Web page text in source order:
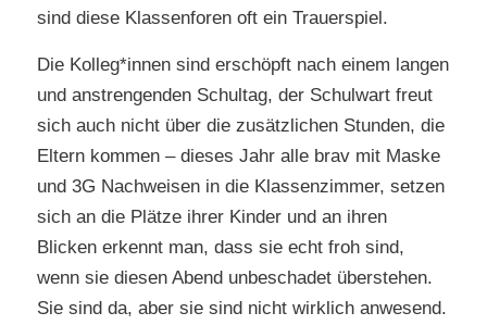
sind diese Klassenforen oft ein Trauerspiel.
Die Kolleg*innen sind erschöpft nach einem langen
und anstrengenden Schultag, der Schulwart freut
sich auch nicht über die zusätzlichen Stunden, die
Eltern kommen – dieses Jahr alle brav mit Maske
und 3G Nachweisen in die Klassenzimmer, setzen
sich an die Plätze ihrer Kinder und an ihren
Blicken erkennt man, dass sie echt froh sind,
wenn sie diesen Abend unbeschadet überstehen.
Sie sind da, aber sie sind nicht wirklich anwesend.